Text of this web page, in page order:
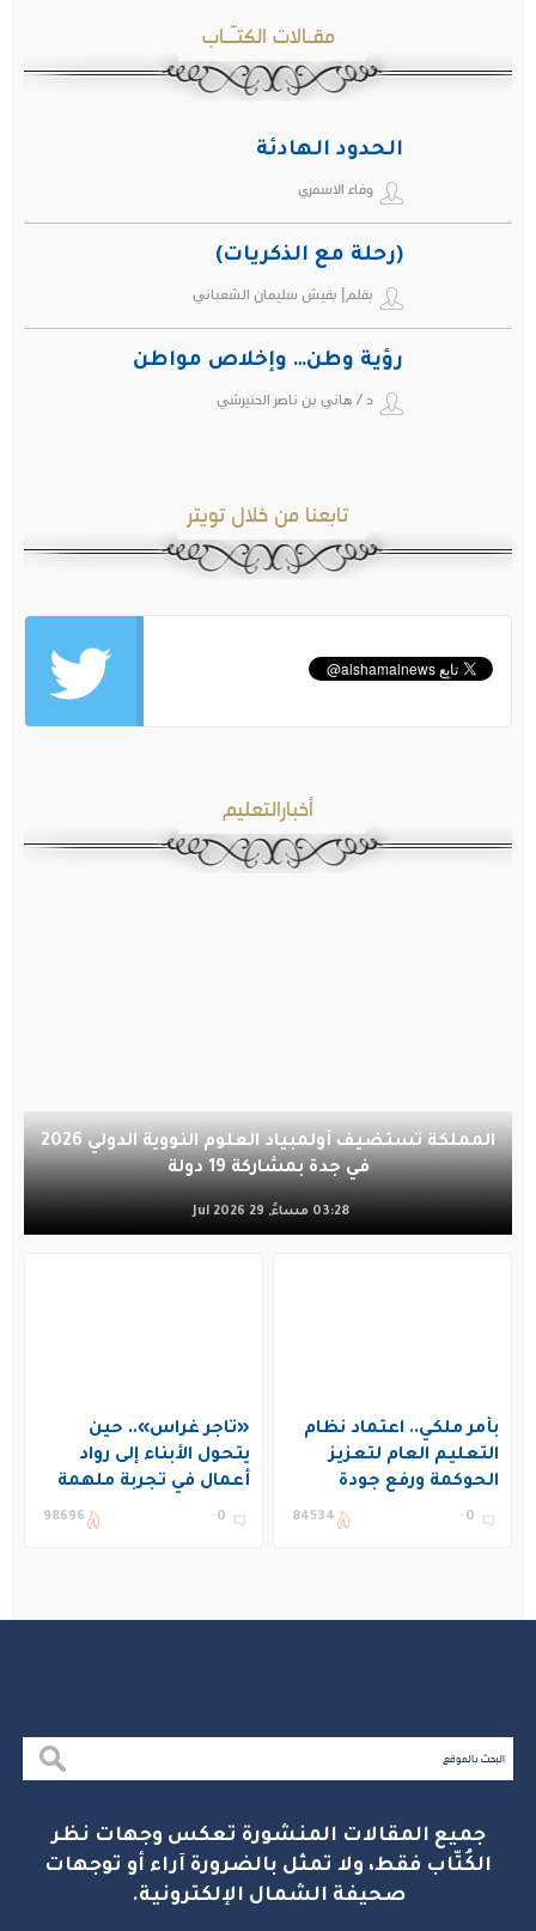
مقـالات الكتـّـاب
الحدود الهادئة
وفاء الاسمري
(رحلة مع الذكريات)
بقلم| بقيش سليمان الشعباني
رؤية وطن… وإخلاص مواطن
د / هاني بن ناصر الحتيرشي
تابعنا من خلال تويتر
أخبارالتعليم
المملكة تستضيف أولمبياد العلوم النووية الدولي 2026
في جدة بمشاركة 19 دولة
03:28 مساءً, 29 Jul 2026
بأمر ملكي.. اعتماد نظام
التعليم العام لتعزيز
الحوكمة ورفع جودة
التعليم في المملكة
0
84534
«تاجر غراس».. حين
يتحول الأبناء إلى رواد
أعمال في تجربة ملهمة
بنادي غراس الصيفي
0
98696
جميع المقالات المنشورة تعكس وجهات نظر
الكُتّاب فقط، ولا تمثل بالضرورة آراء أو توجهات
صحيفة الشمال الإلكترونية.